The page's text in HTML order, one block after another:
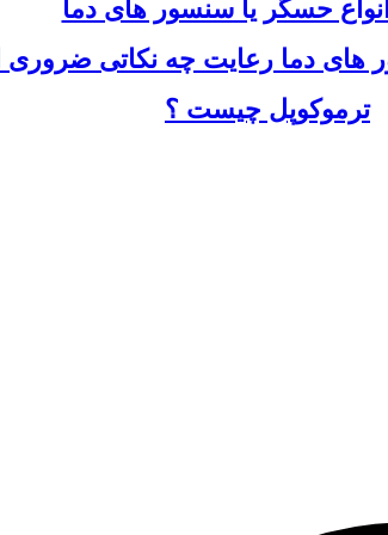
حسگر یا سنسور های دما
های دما رعایت چه نکاتی
ترموکوپل چیست ؟